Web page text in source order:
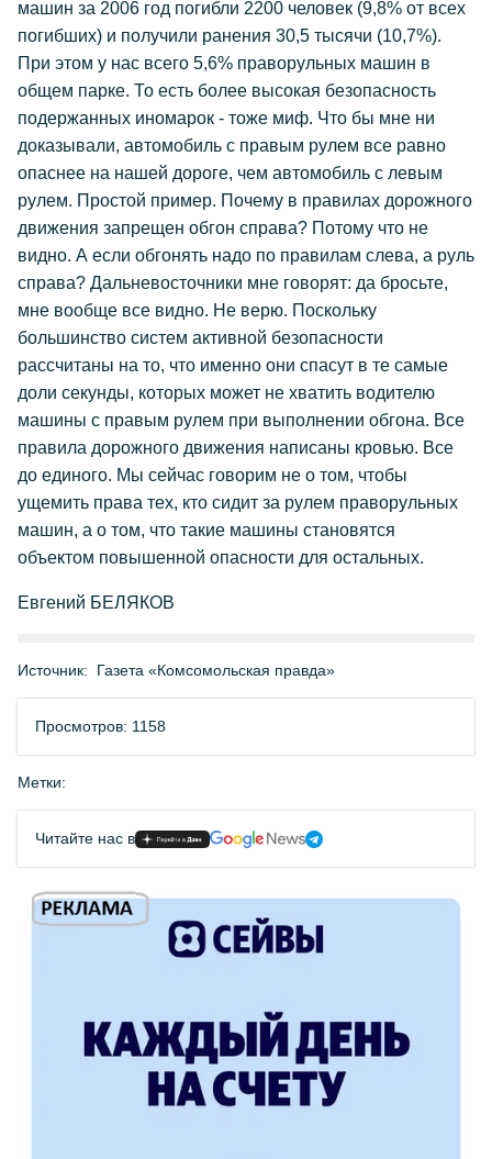
машин за 2006 год погибли 2200 человек (9,8% от всех
погибших) и получили ранения 30,5 тысячи (10,7%).
При этом у нас всего 5,6% праворульных машин в
общем парке. То есть более высокая безопасность
подержанных иномарок - тоже миф. Что бы мне ни
доказывали, автомобиль с правым рулем все равно
опаснее на нашей дороге, чем автомобиль с левым
рулем. Простой пример. Почему в правилах дорожного
движения запрещен обгон справа? Потому что не
видно. А если обгонять надо по правилам слева, а руль
справа? Дальневосточники мне говорят: да бросьте,
мне вообще все видно. Не верю. Поскольку
большинство систем активной безопасности
рассчитаны на то, что именно они спасут в те самые
доли секунды, которых может не хватить водителю
машины с правым рулем при выполнении обгона. Все
правила дорожного движения написаны кровью. Все
до единого. Мы сейчас говорим не о том, чтобы
ущемить права тех, кто сидит за рулем праворульных
машин, а о том, что такие машины становятся
объектом повышенной опасности для остальных.
Евгений БЕЛЯКОВ
Источник: Газета «Комсомольская правда»
Просмотров: 1158
Метки:
Читайте нас в